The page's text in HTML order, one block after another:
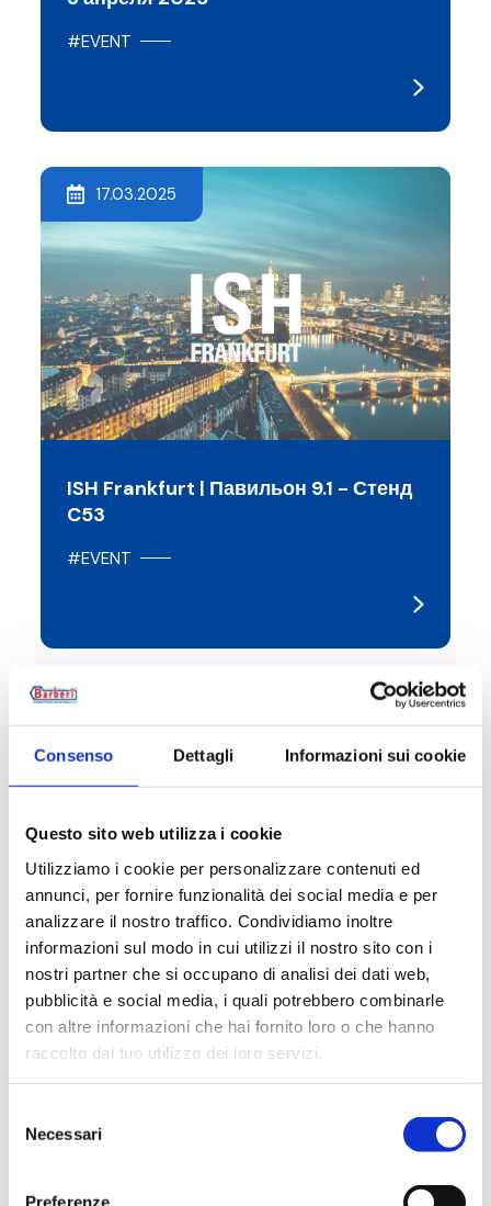
Consenso Dettagli Informazioni sui cookie
Questo sito web utilizza i cookie
Utilizziamo i cookie per personalizzare contenuti ed
annunci, per fornire funzionalità dei social media e per
analizzare il nostro traffico. Condividiamo inoltre
informazioni sul modo in cui utilizzi il nostro sito con i
nostri partner che si occupano di analisi dei dati web,
pubblicità e social media, i quali potrebbero combinarle
con altre informazioni che hai fornito loro o che hanno
raccolto dal tuo utilizzo dei loro servizi.
delNecessari
Preferenze
#EVENT
17.03.2025
ISH Frankfurt | Павильон 9.1 - Стенд
C53
#EVENT
MCE Milan | Павильон 4 - Стенд D33
E34